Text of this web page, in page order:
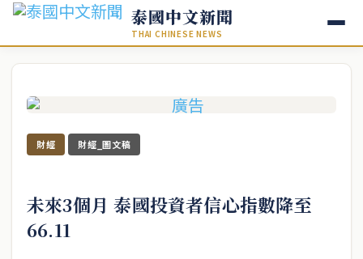
泰國中文新聞
THAI CHINESE NEWS
財經 財經_圖文稿
未來3個月 泰國投資者信心指數降至
66.11